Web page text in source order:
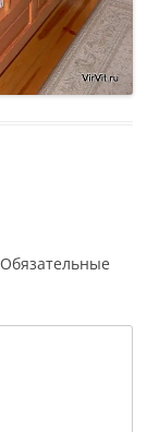
Обязательные